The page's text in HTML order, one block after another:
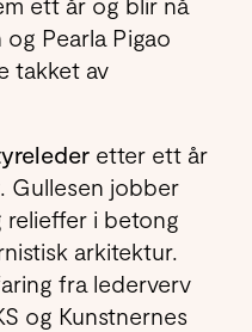
Pearla Pigao
takket av
etter ett år
Gullesen jobber
i betong
arkitektur.
fra lederverv
og Kunstnernes